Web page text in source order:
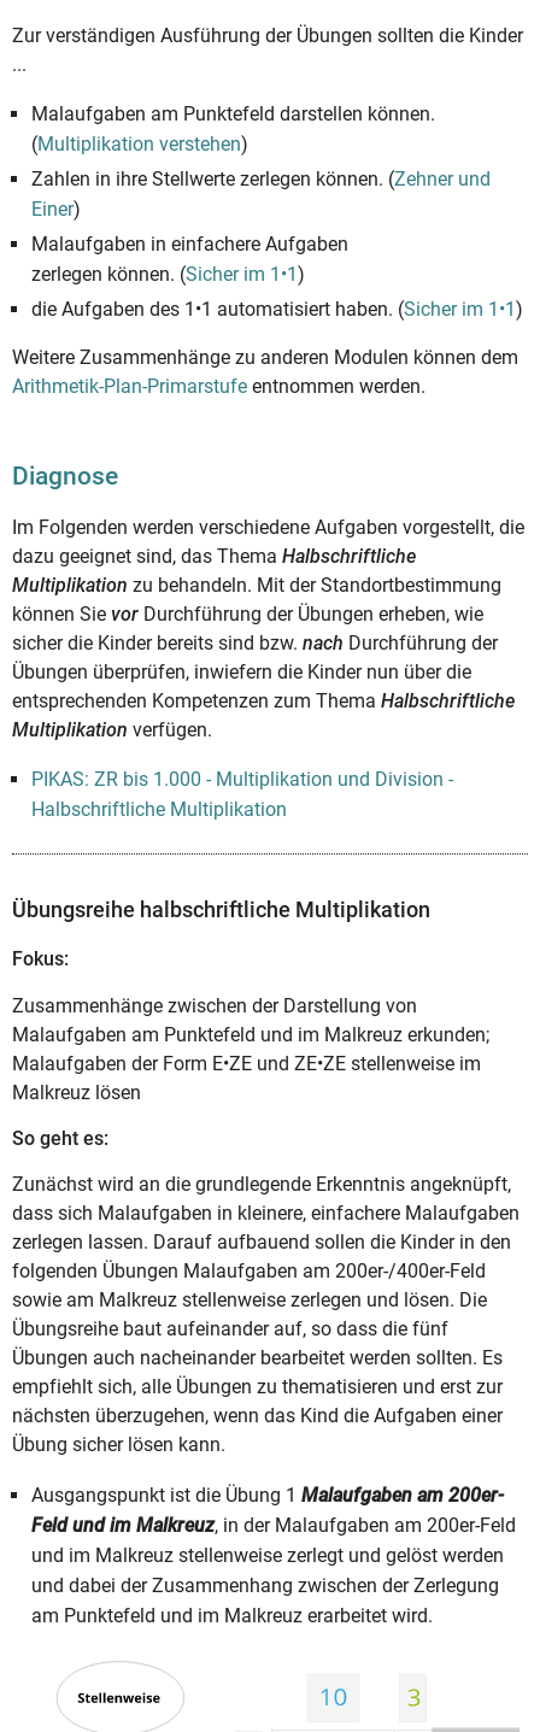
Zur verständigen Ausführung der Übungen sollten die Kinder
...
Malaufgaben am Punktefeld darstellen können.
(Multiplikation verstehen)
Zahlen in ihre Stellwerte zerlegen können. (Zehner und
Einer)
Malaufgaben in einfachere Aufgaben
zerlegen können. (Sicher im 1•1)
die Aufgaben des 1•1 automatisiert haben. (Sicher im 1•1)
Weitere Zusammenhänge zu anderen Modulen können dem
Arithmetik-Plan-Primarstufe entnommen werden.
Diagnose
Im Folgenden werden verschiedene Aufgaben vorgestellt, die
dazu geeignet sind, das Thema Halbschriftliche
Multiplikation zu behandeln. Mit der Standortbestimmung
können Sie vor Durchführung der Übungen erheben, wie
sicher die Kinder bereits sind bzw. nach Durchführung der
Übungen überprüfen, inwiefern die Kinder nun über die
entsprechenden Kompetenzen zum Thema Halbschriftliche
Multiplikation verfügen.
PIKAS: ZR bis 1.000 - Multiplikation und Division -
Halbschriftliche Multiplikation
Übungsreihe halbschriftliche Multiplikation
Fokus:
Zusammenhänge zwischen der Darstellung von
Malaufgaben am Punktefeld und im Malkreuz erkunden;
Malaufgaben der Form E•ZE und ZE•ZE stellenweise im
Malkreuz lösen
So geht es:
Zunächst wird an die grundlegende Erkenntnis angeknüpft,
dass sich Malaufgaben in kleinere, einfachere Malaufgaben
zerlegen lassen. Darauf aufbauend sollen die Kinder in den
folgenden Übungen Malaufgaben am 200er-/400er-Feld
sowie am Malkreuz stellenweise zerlegen und lösen. Die
Übungsreihe baut aufeinander auf, so dass die fünf
Übungen auch nacheinander bearbeitet werden sollten. Es
empfiehlt sich, alle Übungen zu thematisieren und erst zur
nächsten überzugehen, wenn das Kind die Aufgaben einer
Übung sicher lösen kann.
Ausgangspunkt ist die Übung 1 Malaufgaben am 200er-
Feld und im Malkreuz, in der Malaufgaben am 200er-Feld
und im Malkreuz stellenweise zerlegt und gelöst werden
und dabei der Zusammenhang zwischen der Zerlegung
am Punktefeld und im Malkreuz erarbeitet wird.